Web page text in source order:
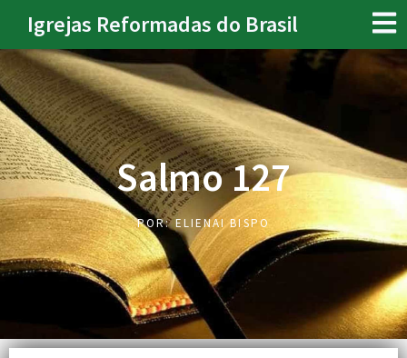
Igrejas Reformadas do Brasil
Salmo 127
POR:ELIENAI BISPO